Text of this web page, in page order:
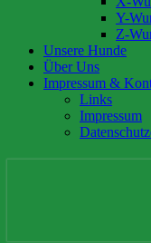
Y-
Z-
Unsere Hunde
Über Uns
Impressum &
Links
Impressum